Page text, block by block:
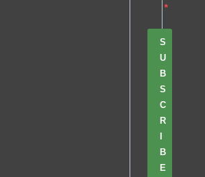
S
U
B
S
C
R
B
E